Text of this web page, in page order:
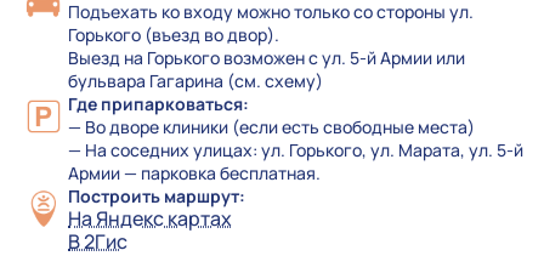
Подъехать ко входу можно только со стороны ул.
Горького (въезд во двор).
Выезд на Горького возможен с ул. 5-й Армии или
бульвара Гагарина (см. схему)
Где припарковаться:
— Во дворе клиники (если есть свободные места)
— На соседних улицах: ул. Горького, ул. Марата, ул. 5-й
Армии — парковка бесплатная.
Построить маршрут:
На Яндекс картах
В 2Гис